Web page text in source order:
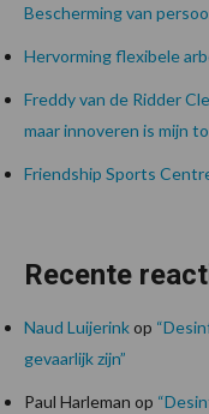
Bescherming van
Hervorming flexibele
Freddy van de Ridder
maar innoveren is mijn
Friendship Sports
Recente
Naud Luijerinkop
gevaarlijk zijn”
Paul Harleman op